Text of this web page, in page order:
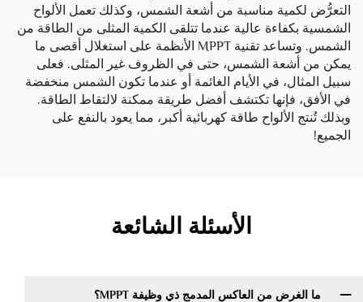
التعرُّض لكمية مناسبة من أشعة الشمس، وكذلك تعمل الألواح
الشمسية بكفاءة عالية عندما تتلقى الكمية المثلى من الطاقة من
الشمس. وتساعد تقنية MPPT الأنظمة على استغلال أقصى ما
يمكن من أشعة الشمس، حتى في الظروف غير المثلى. فعلى
سبيل المثال، في الأيام الغائمة أو عندما تكون الشمس منخفضة
في الأفق، فإنها تكتشف أفضل طريقة ممكنة لالتقاط الطاقة.
وبذلك تُنتج الألواح طاقة كهربائية أكبر، مما يعود بالنفع على
الجميع!
الأسئلة الشائعة
ما الغرض من العاكس المدمج ذي وظيفة MPPT؟